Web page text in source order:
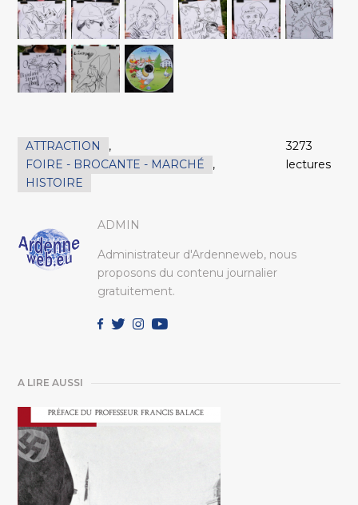
ATTRACTION
,
FOIRE - BROCANTE - MARCHÉ
,
HISTOIRE
3273
lectures
ADMIN
Administrateur d'Ardenneweb, nous
proposons du contenu journalier
gratuitement.
A LIRE AUSSI